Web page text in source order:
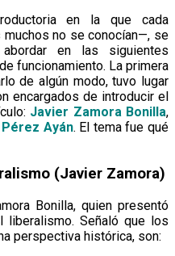
en la que cada
no se conocían—, se
en las siguientes
funcionamiento. La primera
de algún modo, tuvo lugar
encargados de introducir el
Javier Zamora Bonilla,
Ayán. El tema fue qué
(Javier Zamora)
Bonilla, quien presentó
liberalismo. Señaló que los
perspectiva histórica, son: